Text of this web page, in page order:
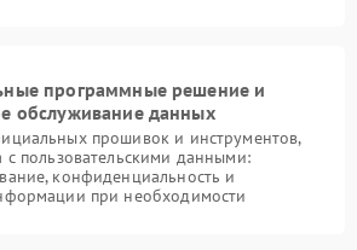
программные решение и
обслуживание данных
прошивок и инструментов,
с пользовательскими данными:
конфиденциальность и
при необходимости